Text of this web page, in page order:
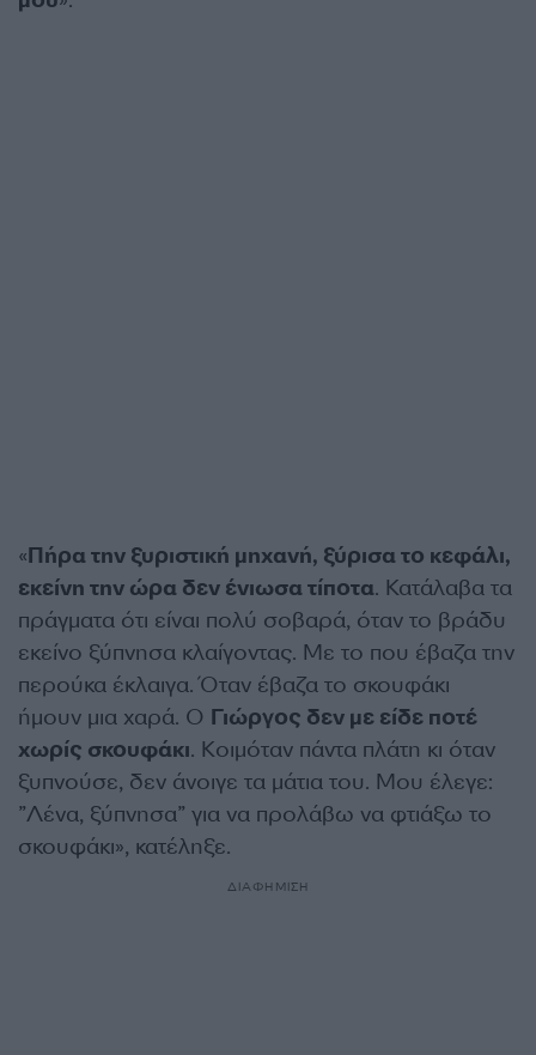
«Πήρα την ξυριστική μηχανή, ξύρισα το κεφάλι,
εκείνη την ώρα δεν ένιωσα τίποτα. Κατάλαβα τα
πράγματα ότι είναι πολύ σοβαρά, όταν το βράδυ
εκείνο ξύπνησα κλαίγοντας. Με το που έβαζα την
περούκα έκλαιγα. Όταν έβαζα το σκουφάκι
ήμουν μια χαρά. Ο Γιώργος δεν με είδε ποτέ
χωρίς σκουφάκι. Κοιμόταν πάντα πλάτη κι όταν
ξυπνούσε, δεν άνοιγε τα μάτια του. Μου έλεγε:
”Λένα, ξύπνησα” για να προλάβω να φτιάξω το
σκουφάκι», κατέληξε.
ΔΙΑΦΗΜΙΣΗ